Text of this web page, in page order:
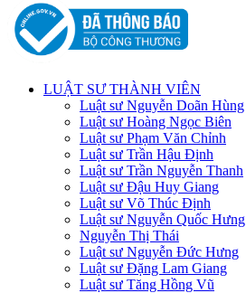
LUẬT SƯ THÀNH VIÊN
Luật sư Nguyễn Doãn Hùng
Luật sư Hoàng Ngọc Biên
Luật sư Phạm Văn Chỉnh
Luật sư Trần Hậu Định
Luật sư Trần Nguyễn Thanh
Luật sư Đậu Huy Giang
Luật sư Võ Thúc Định
Luật sư Nguyễn Quốc Hưng
Nguyễn Thị Thái
Luật sư Nguyễn Đức Hưng
Luật sư Đặng Lam Giang
Luật sư Tăng Hồng Vũ